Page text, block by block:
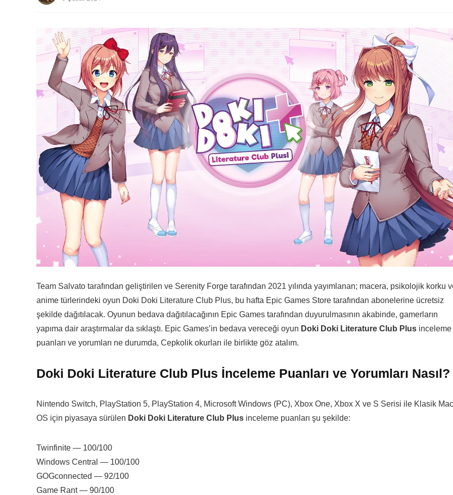
Team Salvato tarafından geliştirilen ve Serenity Forge tarafından 2021 yılında yayımlanan; macera, psikolojik korku
anime türlerindeki oyun Doki Doki Literature Club Plus, bu hafta Epic Games Store tarafından abonelerine ücretsiz
şekilde dağıtılacak. Oyunun bedava dağıtılacağının Epic Games tarafından duyurulmasının akabinde, gamerların
yapıma dair araştırmalar da sıklaştı. Epic Games’in bedava vereceği oyun Doki Doki Literature Club Plus inceleme
puanları ve yorumları ne durumda, Cepkolik okurları ile birlikte göz atalım.
Doki Doki Literature Club Plus İnceleme Puanları ve Yorumları Nasıl?
Nintendo Switch, PlayStation 5, PlayStation 4, Microsoft Windows (PC), Xbox One, Xbox X ve S Serisi ile Klasik Mac
OS için piyasaya sürülen Doki Doki Literature Club Plus inceleme puanları şu şekilde:
Twinfinite — 100/100
Windows Central — 100/100
GOGconnected — 92/100
Game Rant — 90/100